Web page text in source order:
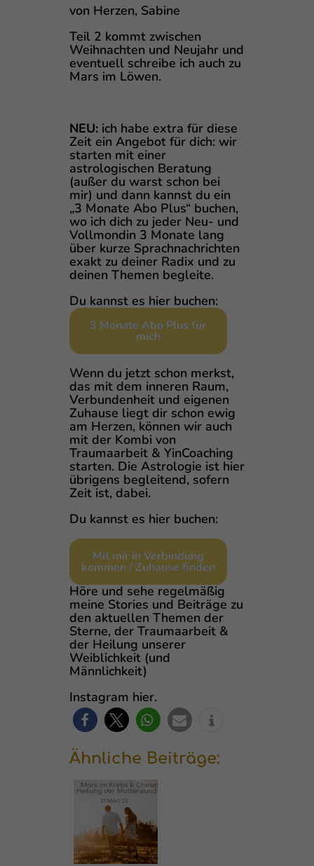
von Herzen, Sabine
Teil 2 kommt zwischen
Weihnachten und Neujahr und
eventuell schreibe ich auch zu
Mars im Löwen.
NEU:ich habe extra für diese
Zeit ein Angebot für dich: wir
starten mit einer
astrologischen Beratung
(außer du warst schon bei
mir) und dann kannst du ein
„3 Monate Abo Plus“ buchen,
wo ich dich zu jeder Neu- und
Vollmondin 3 Monate lang
über kurze Sprachnachrichten
exakt zu deiner Radix und zu
deinen Themen begleite.
Du kannst es hier buchen:
3 Monate Abo Plus für
mich
Wenn du jetzt schon merkst,
das mit dem inneren Raum,
Verbundenheit und eigenen
Zuhause liegt dir schon ewig
am Herzen, können wir auch
mit der Kombi von
Traumaarbeit & YinCoaching
starten. Die Astrologie ist hier
übrigens begleitend, sofern
Zeit ist, dabei.
Du kannst es hier buchen:
Mit mir in Verbindung
kommen / Zuhause finden
Höre und sehe regelmäßig
meine Stories und Beiträge zu
den aktuellen Themen der
Sterne, der Traumaarbeit &
der Heilung unserer
Weiblichkeit (und
Männlichkeit)
Instagram hier.
Ähnliche Beiträge: